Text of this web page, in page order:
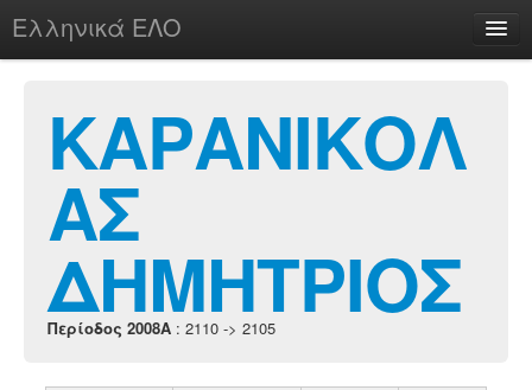
Ελληνικά ΕΛΟ
chesstu.be @ discord
Login
ΚΑΡΑΝΙΚΟΛ
ΑΣ
ΔΗΜΗΤΡΙΟΣ
Περίοδος 2008A : 2110 -> 2105